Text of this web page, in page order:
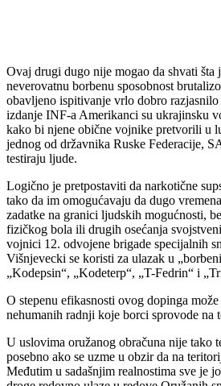
Ovaj drugi dugo nije mogao da shvati šta
neverovatnu borbenu sposobnost
obavljeno ispitivanje vrlo dobro
izdanje INF-a Amerikanci su ukrajinsku
kako bi njene obične vojnike pretvorili u
jednog od državnika Ruske Federacije,
testiraju ljude.
Logično je pretpostaviti da narkotične
tako da im omogućavaju da dugo
zadatke na granici ljudskih mogućnosti,
fizičkog bola ili drugih osećanja
vojnici 12. odvojene brigade specijalnih
Višnjevecki se koristi za ulazak u
„Kodepsin“, „Kodeterp“, „T-Fedrin“ i
O stepenu efikasnosti ovog dopinga
nehumanih radnji koje borci sprovode na
U uslovima oružanog obračuna nije tako
posebno ako se uzme u obzir da na
Međutim u sadašnjim realnostima sve je